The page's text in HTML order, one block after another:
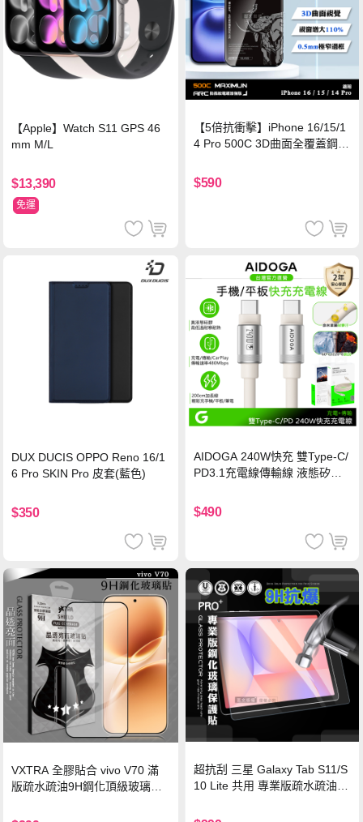
【Apple】Watch S11 GPS 46
mm M/L
$13,390
免運
【5倍抗衝擊】iPhone 16/15/1
4 Pro 500C 3D曲面全覆蓋鋼化
保護貼
$590
DUX DUCIS OPPO Reno 16/1
6 Pro SKIN Pro 皮套(藍色)
$350
AIDOGA 240W快充 雙Type-C/
PD3.1充電線傳輸線 液態矽膠
機/平板/筆電
$490
VXTRA 全膠貼合 vivo V70 滿
版疏水疏油9H鋼化頂級玻璃貼
超抗刮 三星 Galaxy Tab S11/S
10 Lite 共用 專業版疏水疏油9